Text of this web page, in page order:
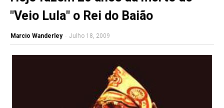
"Veio Lula" o Rei do Baião
Marcio Wanderley - Julho 18, 2009